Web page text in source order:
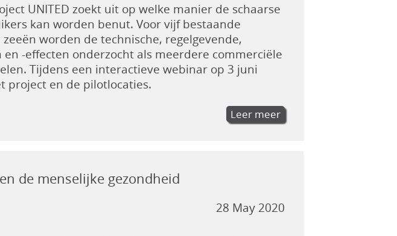
UNITED zoekt uit op welke manier de schaarse
kan worden benut. Voor vijf bestaande
worden de technische, regelgevende,
-effecten onderzocht als meerdere commerciële
Tijdens een interactieve webinar op 3 juni
project en de pilotlocaties.
Leer meer
de menselijke gezondheid
28 May 2020